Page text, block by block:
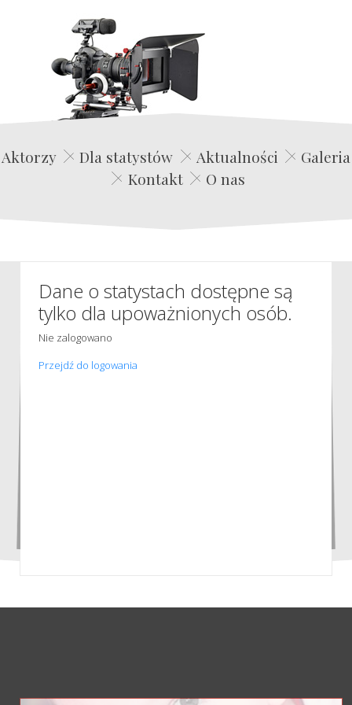
Edwin Film Agencja Aktorska
Aktorzy Dla statystów Aktualności
Galeria
Kontakt
O nas
Dane o statystach dostępne są
tylko dla upoważnionych osób.
Nie zalogowano
Przejdź do logowania